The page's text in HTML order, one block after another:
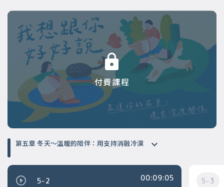
付費課程
第五章 冬天～溫暖的陪伴：用支持消融冷漠
第六章
第五章 冬天～溫暖的陪伴：用支持消融冷漠
5-2 00:09:05 5-3